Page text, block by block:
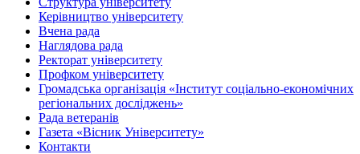
Керівництво університету
Вчена рада
Наглядова рада
Ректорат університету
Профком університету
Громадська організація «Інститут соціально-економічних
регіональних досліджень»
Рада ветеранів
Газета «Вісник Університету»
Контакти